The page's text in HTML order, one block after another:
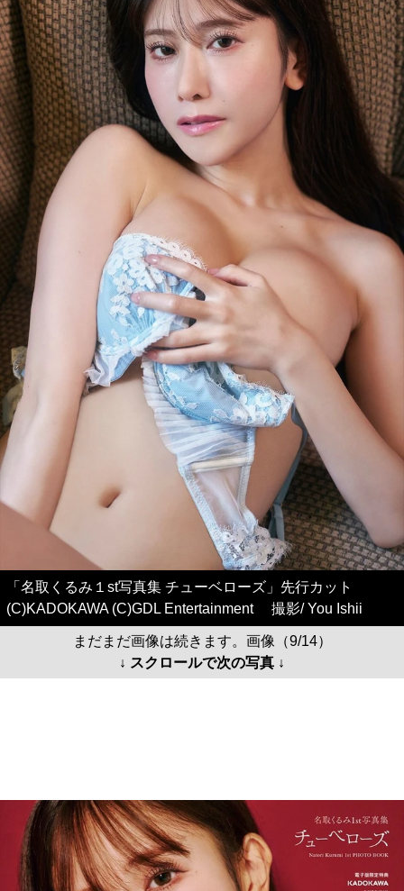
「名取くるみ１st写真集 チューベローズ」先行カット
(C)KADOKAWA (C)GDL Entertainment 撮影/ You Ishii
まだまだ画像は続きます。画像（9/14）
↓ スクロールで次の写真 ↓